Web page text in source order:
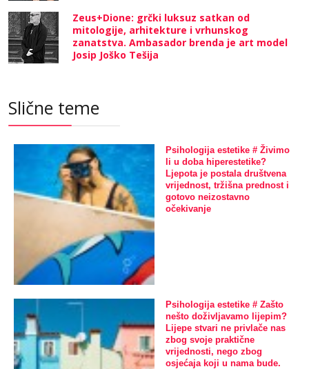
Zeus+Dione: grčki luksuz satkan od
mitologije, arhitekture i vrhunskog
zanatstva. Ambasador brenda je art model
Josip Joško Tešija
Slične teme
Psihologija estetike # Živimo
li u doba hiperestetike?
Ljepota je postala društvena
vrijednost, tržišna prednost i
gotovo neizostavno
očekivanje
Psihologija estetike # Zašto
nešto doživljavamo lijepim?
Lijepe stvari ne privlače nas
zbog svoje praktične
vrijednosti, nego zbog
osjećaja koji u nama bude.